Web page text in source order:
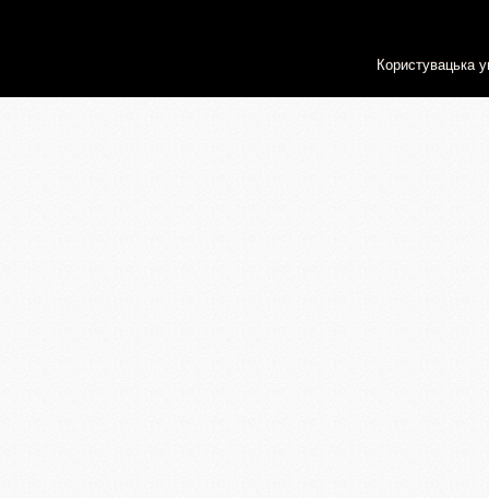
Користувацька